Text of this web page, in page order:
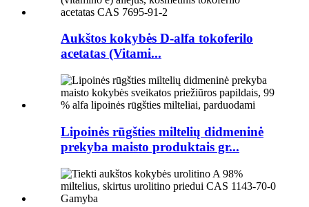
Aukštos kokybės D-alfa tokoferilo
acetatas (Vitami...
Lipoinės rūgšties miltelių didmeninė
prekyba maisto produktais gr...